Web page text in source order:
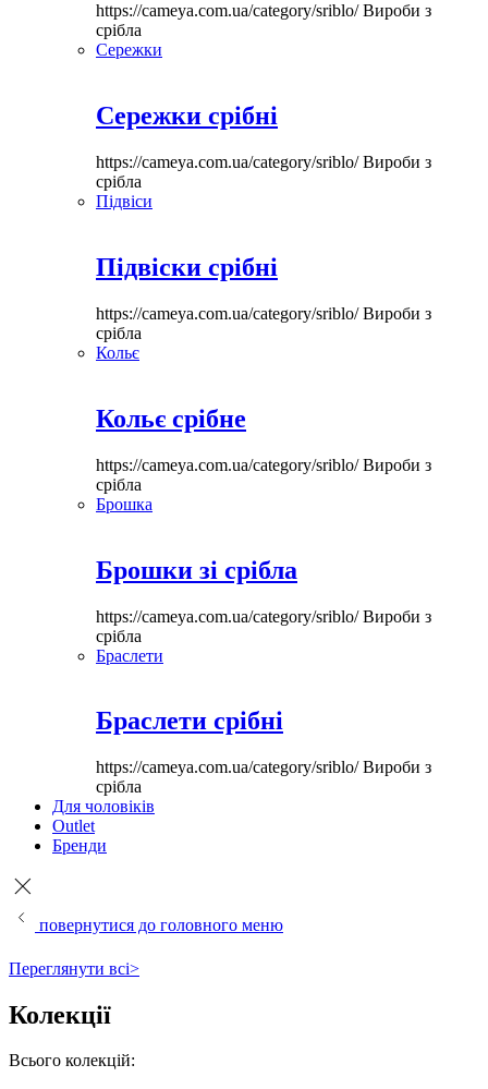
https://cameya.com.ua/category/sriblo/Вироби з
срібла
Сережки
Сережки срібні
https://cameya.com.ua/category/sriblo/Вироби з
срібла
Підвіси
Підвіски срібні
https://cameya.com.ua/category/sriblo/Вироби з
срібла
Кольє
Кольє срібне
https://cameya.com.ua/category/sriblo/Вироби з
срібла
Брошка
Брошки зі срібла
https://cameya.com.ua/category/sriblo/Вироби з
срібла
Браслети
Браслети срібні
https://cameya.com.ua/category/sriblo/Вироби з
срібла
Для чоловіків
Outlet
Бренди
повернутися до головного меню
Переглянути всі>
Колекції
Всього колекцій: